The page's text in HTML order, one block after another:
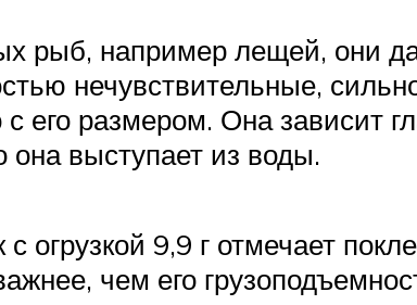
рыб, например лещей, они
нечувствительные,
его размером. Она зависит
она выступает из воды.
огрузкой 9,9 г отмечает
чем его